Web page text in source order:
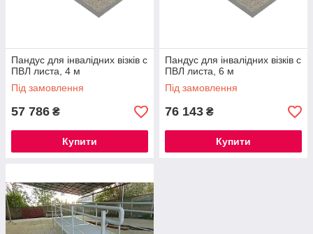
Пандус для інвалідних візків с
ПВЛ листа, 4 м
Під замовлення
57 786 ₴
Купити
Пандус для інвалідних візків с
ПВЛ листа, 6 м
Під замовлення
76 143 ₴
Купити